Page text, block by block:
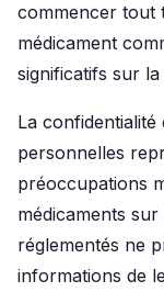
commencer tout
médicament
significatifs sur
La confidentialité
personnelles
préoccupations
médicaments
réglementés ne
informations de